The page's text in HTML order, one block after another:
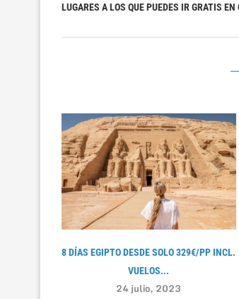
LUGARES A LOS QUE PUEDES IR GRATIS EN
8 DÍAS EGIPTO DESDE SOLO 329€/PP INCL.
VUELOS...
24 julio, 2023